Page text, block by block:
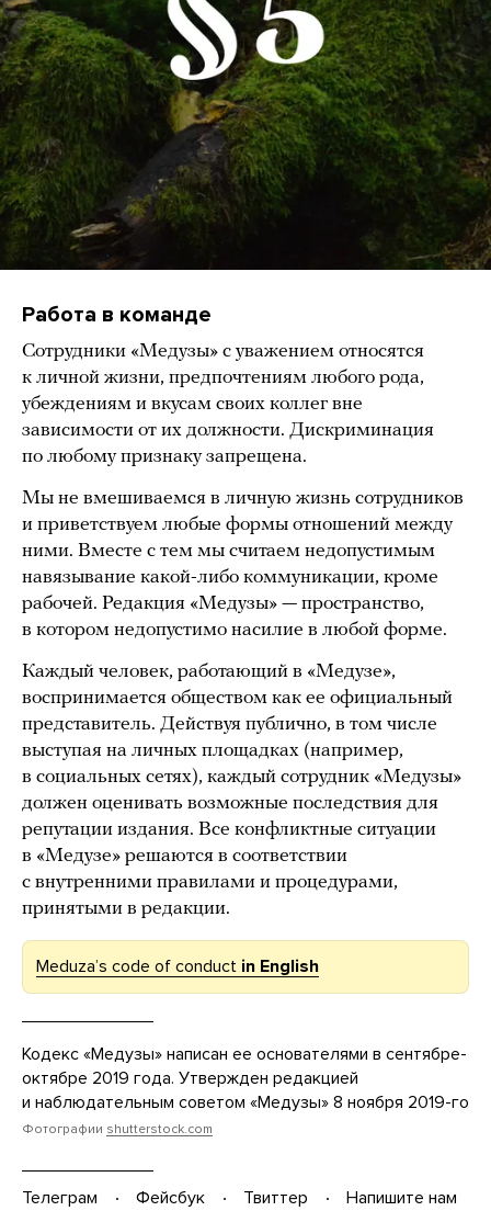
Работа в команде
Сотрудники «Медузы» с уважением относятся
к личной жизни, предпочтениям любого рода,
убеждениям и вкусам своих коллег вне
зависимости от их должности. Дискриминация
по любому признаку запрещена.
Мы не вмешиваемся в личную жизнь сотрудников
и приветствуем любые формы отношений между
ними. Вместе с тем мы считаем недопустимым
навязывание какой-либо коммуникации, кроме
рабочей. Редакция «Медузы» — пространство,
в котором недопустимо насилие в любой форме.
Каждый человек, работающий в «Медузе»,
воспринимается обществом как ее официальный
представитель. Действуя публично, в том числе
выступая на личных площадках (например,
в социальных сетях), каждый сотрудник «Медузы»
должен оценивать возможные последствия для
репутации издания. Все конфликтные ситуации
в «Медузе» решаются в соответствии
с внутренними правилами и процедурами,
принятыми в редакции.
Meduzaʼs code of conduct in English
Кодекс «Медузы» написан ее основателями в сентябре-
октябре 2019 года. Утвержден редакцией
и наблюдательным советом «Медузы» 8 ноября 2019-го
Фотографии shutterstock.com
Телеграм Фейсбук Твиттер
Напишите нам